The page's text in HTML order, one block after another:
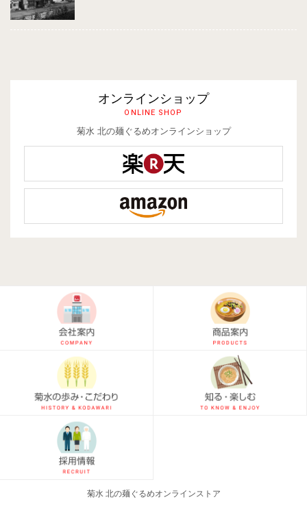
オンラインショップ
ONLINE SHOP
菊水 北の麺ぐるめオンラインショップ
菊水 北の麺ぐるめオンラインストア